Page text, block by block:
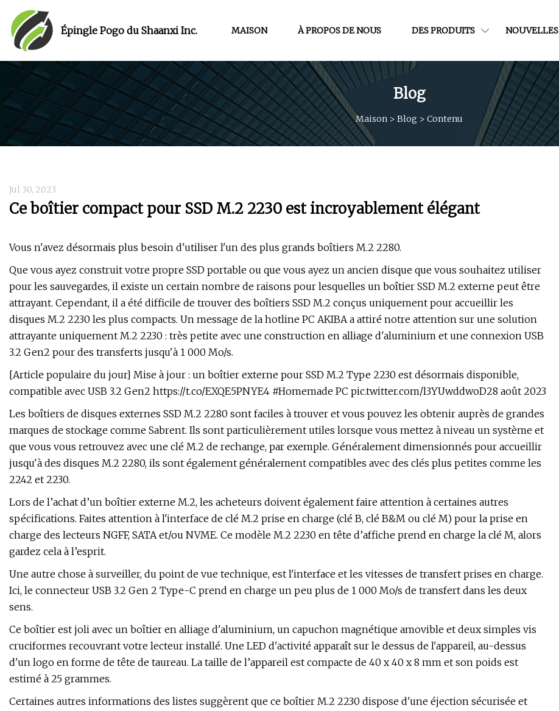
Épingle Pogo du Shaanxi Inc. MAISON À PROPOS DE NOUS DES PRODUITS NOUVELLES
Blog
Maison > Blog > Contenu
Jul 30, 2023
Ce boîtier compact pour SSD M.2 2230 est incroyablement élégant
Vous n'avez désormais plus besoin d'utiliser l'un des plus grands boîtiers M.2 2280.
Que vous ayez construit votre propre SSD portable ou que vous ayez un ancien disque que vous souhaitez utiliser
pour les sauvegardes, il existe un certain nombre de raisons pour lesquelles un boîtier SSD M.2 externe peut être
attrayant. Cependant, il a été difficile de trouver des boîtiers SSD M.2 conçus uniquement pour accueillir les
disques M.2 2230 les plus compacts. Un message de la hotline PC AKIBA a attiré notre attention sur une solution
attrayante uniquement M.2 2230 : très petite avec une construction en alliage d'aluminium et une connexion USB
3.2 Gen2 pour des transferts jusqu'à 1 000 Mo/s.
[Article populaire du jour] Mise à jour : un boîtier externe pour SSD M.2 Type 2230 est désormais disponible,
compatible avec USB 3.2 Gen2 https://t.co/EXQE5PNYE4 #Homemade PC pic.twitter.com/l3YUwddwoD28 août 2023
Les boîtiers de disques externes SSD M.2 2280 sont faciles à trouver et vous pouvez les obtenir auprès de grandes
marques de stockage comme Sabrent. Ils sont particulièrement utiles lorsque vous mettez à niveau un système et
que vous vous retrouvez avec une clé M.2 de rechange, par exemple. Généralement dimensionnés pour accueillir
jusqu'à des disques M.2 2280, ils sont également généralement compatibles avec des clés plus petites comme les
2242 et 2230.
Lors de l’achat d’un boîtier externe M.2, les acheteurs doivent également faire attention à certaines autres
spécifications. Faites attention à l'interface de clé M.2 prise en charge (clé B, clé B&M ou clé M) pour la prise en
charge des lecteurs NGFF, SATA et/ou NVME. Ce modèle M.2 2230 en tête d’affiche prend en charge la clé M, alors
gardez cela à l’esprit.
Une autre chose à surveiller, du point de vue technique, est l'interface et les vitesses de transfert prises en charge.
Ici, le connecteur USB 3.2 Gen 2 Type-C prend en charge un peu plus de 1 000 Mo/s de transfert dans les deux
sens.
Ce boîtier est joli avec un boîtier en alliage d'aluminium, un capuchon magnétique amovible et deux simples vis
cruciformes recouvrant votre lecteur installé. Une LED d'activité apparaît sur le dessus de l'appareil, au-dessus
d'un logo en forme de tête de taureau. La taille de l’appareil est compacte de 40 x 40 x 8 mm et son poids est
estimé à 25 grammes.
Certaines autres informations des listes suggèrent que ce boîtier M.2 2230 dispose d'une éjection sécurisée et